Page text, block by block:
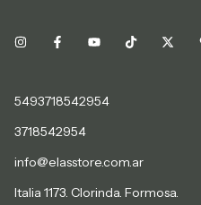
5493718542954
3718542954
info@elasstore.com.ar
Italia 1173. Clorinda. Formosa.